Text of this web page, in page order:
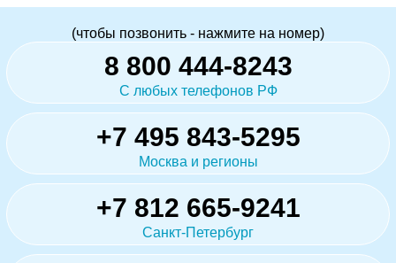
(чтобы позвонить - нажмите на номер)
8 800 444-8243
С любых телефонов РФ
+7 495 843-5295
Москва и регионы
+7 812 665-9241
Санкт-Петербург